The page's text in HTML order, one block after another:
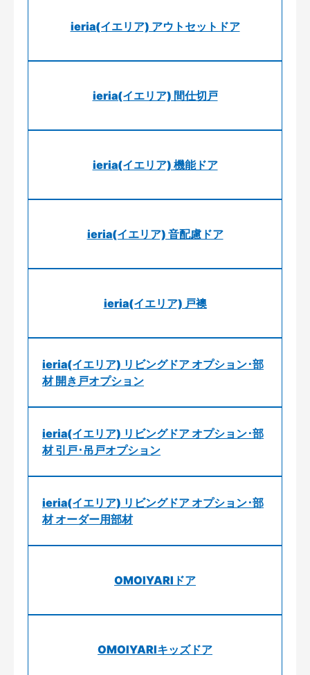
ieria(イエリア) アウトセットドア
ieria(イエリア) 間仕切戸
ieria(イエリア) 機能ドア
ieria(イエリア) 音配慮ドア
ieria(イエリア) 戸襖
ieria(イエリア) リビングドア オプション･部
材 開き戸オプション
ieria(イエリア) リビングドア オプション･部
材 引戸･吊戸オプション
ieria(イエリア) リビングドア オプション･部
材 オーダー用部材
OMOIYARIドア
OMOIYARIキッズドア